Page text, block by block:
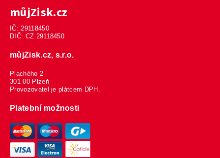
můjZisk.cz
IČ: 29118450
DIČ: CZ 29118450
můjZisk.cz, s.r.o.
Plachého 2
301 00 Plzeň
Provozovatel je plátcem DPH.
Platební možnosti